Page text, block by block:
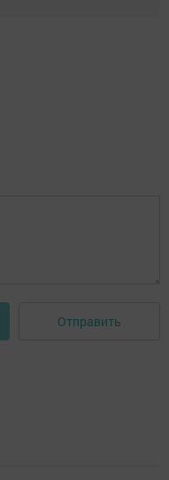
Отправить